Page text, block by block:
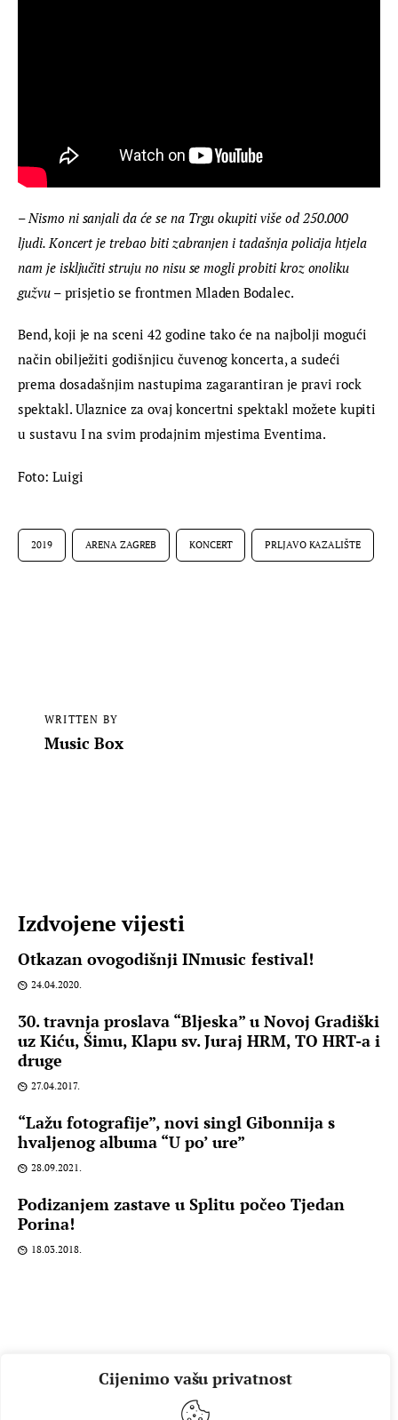
Cijenimo vašu privatnost
– Nismo ni sanjali da će se na Trgu okupiti više od 250.000
ljudi. Koncert je trebao biti zabranjen i tadašnja policija htjela
nam je isključiti struju no nisu se mogli probiti kroz onoliku
gužvu – prisjetio se frontmen Mladen Bodalec.
Bend, koji je na sceni 42 godine tako će na najbolji mogući
način obilježiti godišnjicu čuvenog koncerta, a sudeći
prema dosadašnjim nastupima zagarantiran je pravi rock
spektakl. Ulaznice za ovaj koncertni spektakl možete kupiti
u sustavu I na svim prodajnim mjestima Eventima.
Foto: Luigi
2019 ARENA ZAGREB KONCERT PRLJAVO KAZALIŠTE
WRITTEN BY
Music Box
Izdvojene vijesti
Otkazan ovogodišnji INmusic festival!
24.04.2020.
30. travnja proslava “Bljeska” u Novoj Gradiški
uz Kiću, Šimu, Klapu sv. Juraj HRM, TO HRT-a i
druge
27.04.2017.
“Lažu fotografije”, novi singl Gibonnija s
hvaljenog albuma “U po’ ure”
28.09.2021.
Podizanjem zastave u Splitu počeo Tjedan
Porina!
18.03.2018.